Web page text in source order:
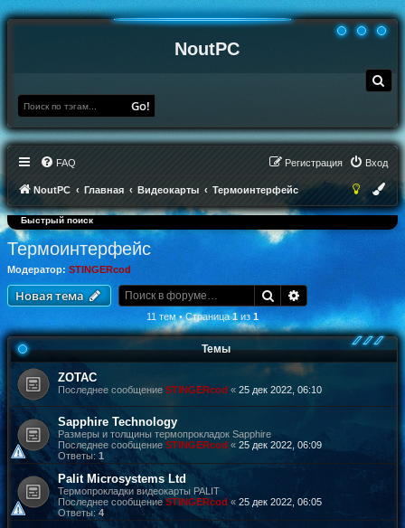
NoutPC
о
Go!
FAQ Вход
Регистрация
NoutPC Главная Видеокарты Термоинтерфейс
Быстрый поиск
Термоинтерфейс
Модератор: STINGERcod
Новая тема Поиск Расширенный
11 тем • Страница1из 1
Темы
ZOTAC
Последнее сообщение STINGERcod « 25 дек 2022, 06:10
Sapphire Technology
Размеры и толщины термопрокладок Sapphire
Последнее сообщение STINGERcod « 25 дек 2022, 06:09
Ответы:1
Palit Microsystems Ltd
Термопрокладки видеокарты PALIT
Последнее сообщениеSTINGERcod « 25 дек 2022, 06:05
Ответы: 4